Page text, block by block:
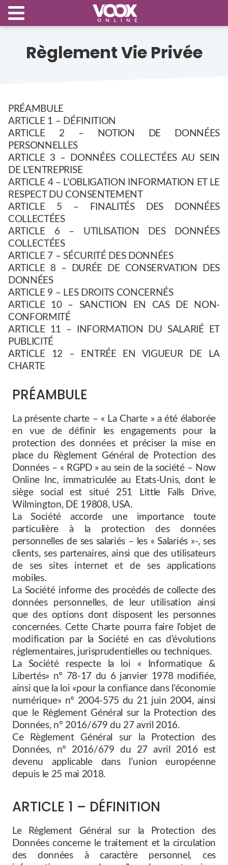
Règlement Vie Privée
PRÉAMBULE
ARTICLE 1 – DÉFINITION
ARTICLE 2 – NOTION DE DONNÉES
PERSONNELLES
ARTICLE 3 – DONNÉES COLLECTÉES AU SEIN
DE L’ENTREPRISE
ARTICLE 4 – L’OBLIGATION INFORMATION ET LE
RESPECT DU CONSENTEMENT
ARTICLE 5 – FINALITÉS DES DONNÉES
COLLECTÉES
ARTICLE 6 – UTILISATION DES DONNÉES
COLLECTÉES
ARTICLE 7 – SÉCURITÉ DES DONNÉES
ARTICLE 8 – DURÉE DE CONSERVATION DES
DONNÉES
ARTICLE 9 – LES DROITS CONCERNÉS
ARTICLE 10 – SANCTION EN CAS DE NON-
CONFORMITÉ
ARTICLE 11 – INFORMATION DU SALARIÉ ET
PUBLICITÉ
ARTICLE 12 – ENTRÉE EN VIGUEUR DE LA
CHARTE
PRÉAMBULE
La présente charte – « La Charte » a été élaborée
en vue de définir les engagements pour la
protection des données et préciser la mise en
place du Règlement Général de Protection des
Données – « RGPD » au sein de la société – Now
Online Inc, immatriculée au Etats-Unis, dont le
siège social est situé 251 Little Falls Drive,
Wilmington, DE 19808, USA.
La Société accorde une importance toute
particulière à la protection des données
personnelles de ses salariés – les « Salariés »-, ses
clients, ses partenaires, ainsi que des utilisateurs
de ses sites internet et de ses applications
mobiles.
La Société informe des procédés de collecte des
données personnelles, de leur utilisation ainsi
que des options dont disposent les personnes
concernées. Cette Charte pourra faire l’objet de
modification par la Société en cas d’évolutions
réglementaires, jurisprudentielles ou techniques.
La Société respecte la loi « Informatique &
Libertés» n° 78-17 du 6 janvier 1978 modifiée,
ainsi que la loi «pour la confiance dans l’économie
numérique» n° 2004-575 du 21 juin 2004, ainsi
que le Règlement Général sur la Protection des
Données, n° 2016/679 du 27 avril 2016.
Ce Règlement Général sur la Protection des
Données, n° 2016/679 du 27 avril 2016 est
devenu applicable dans l’union européenne
depuis le 25 mai 2018.
ARTICLE 1 – DÉFINITION
Le Règlement Général sur la Protection des
Données concerne le traitement et la circulation
des données à caractère personnel, ces